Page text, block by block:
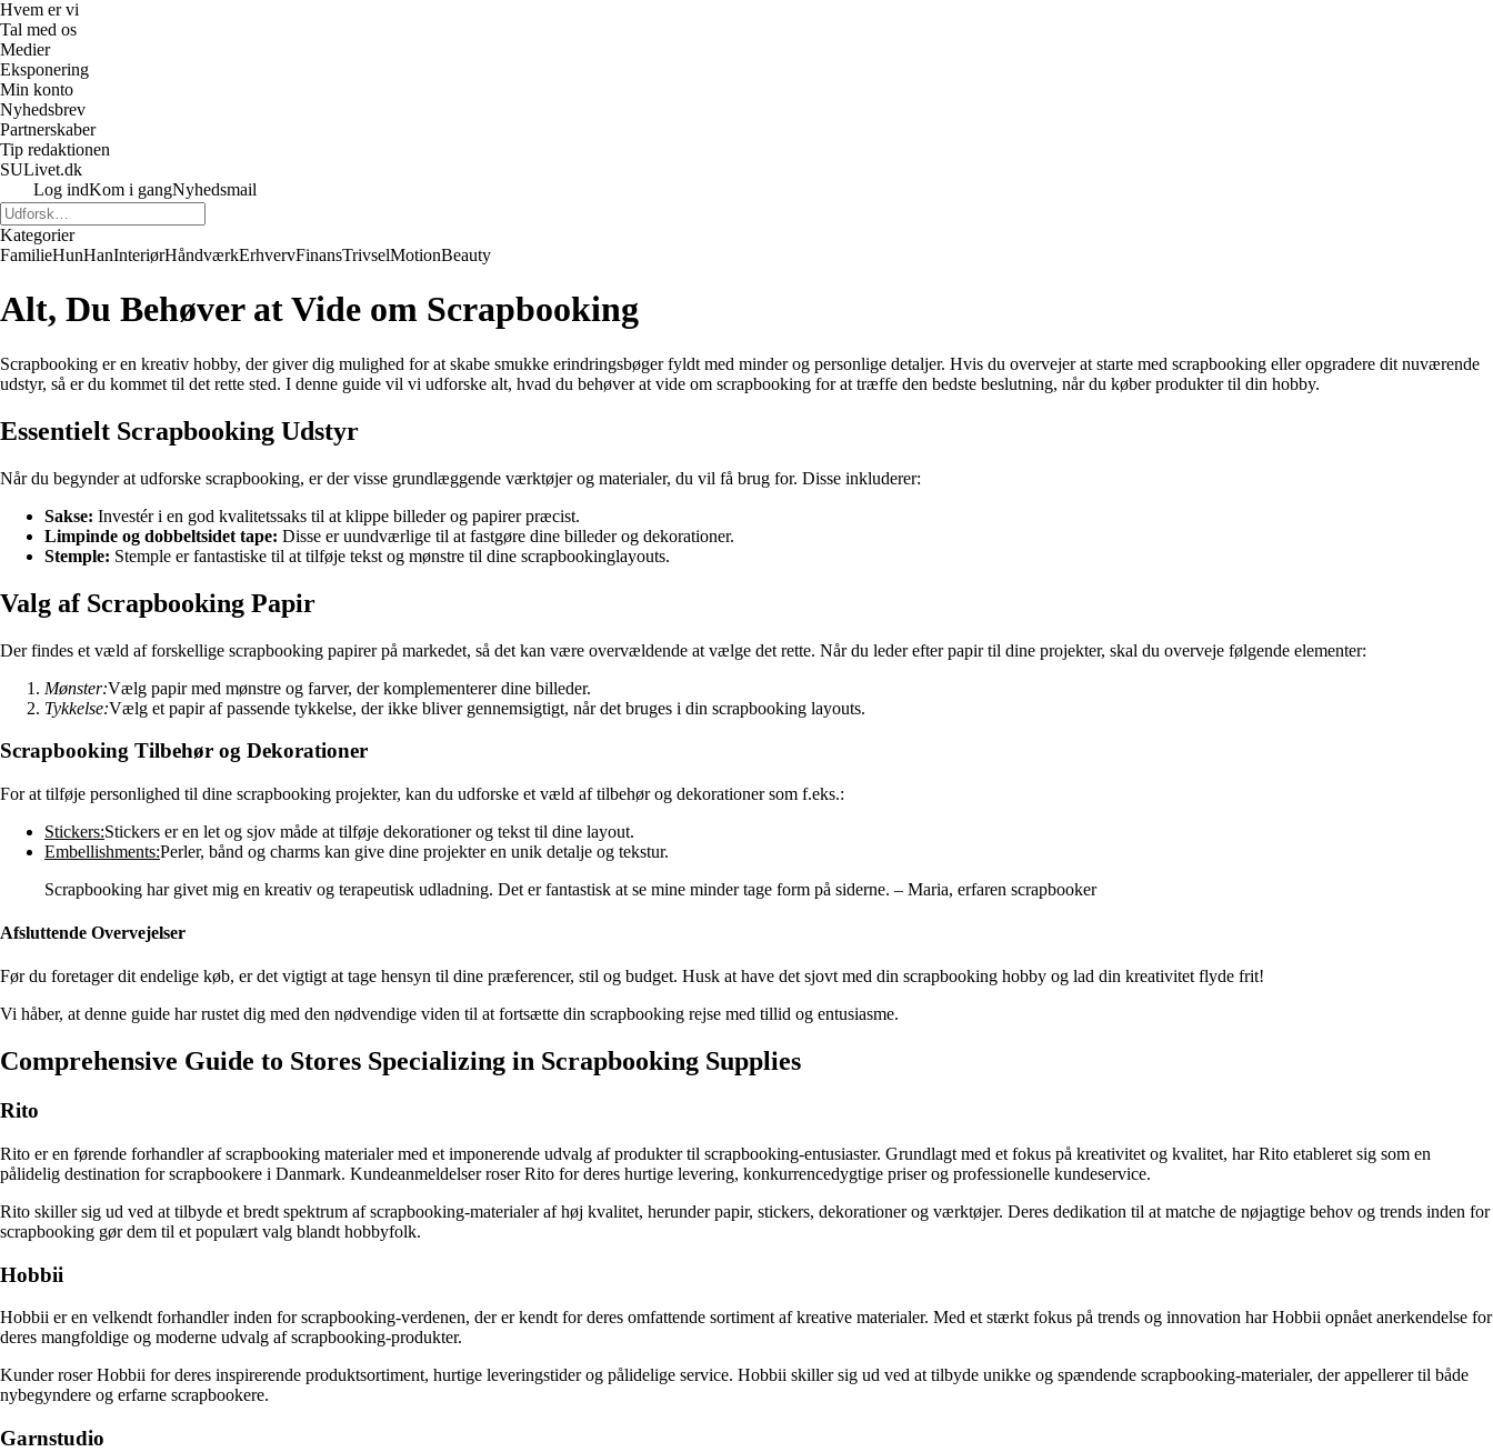
Hvem er vi
Tal med os
Medier
Eksponering
Min konto
Nyhedsbrev
Partnerskaber
Tip redaktionen
SULivet.dk
Log indKom i gangNyhedsmail
Kategorier
FamilieHunHanInteriørHåndværkErhvervFinansTrivselMotionBeauty
Alt, Du Behøver at Vide om Scrapbooking
Scrapbooking er en kreativ hobby, der giver dig mulighed for at skabe smukke erindringsbøger fyldt med minder og personlige detaljer. Hvis du overvejer at starte med scrapbooking eller opgradere dit nuværende
udstyr, så er du kommet til det rette sted. I denne guide vil vi udforske alt, hvad du behøver at vide om scrapbooking for at træffe den bedste beslutning, når du køber produkter til din hobby.
Essentielt Scrapbooking Udstyr
Når du begynder at udforske scrapbooking, er der visse grundlæggende værktøjer og materialer, du vil få brug for. Disse inkluderer:
Sakse: Investér i en god kvalitetssaks til at klippe billeder og papirer præcist.
Limpinde og dobbeltsidet tape: Disse er uundværlige til at fastgøre dine billeder og dekorationer.
Stemple: Stemple er fantastiske til at tilføje tekst og mønstre til dine scrapbookinglayouts.
Valg af Scrapbooking Papir
Der findes et væld af forskellige scrapbooking papirer på markedet, så det kan være overvældende at vælge det rette. Når du leder efter papir til dine projekter, skal du overveje følgende elementer:
Mønster:Vælg papir med mønstre og farver, der komplementerer dine billeder.
Tykkelse:Vælg et papir af passende tykkelse, der ikke bliver gennemsigtigt, når det bruges i din scrapbooking layouts.
Scrapbooking Tilbehør og Dekorationer
For at tilføje personlighed til dine scrapbooking projekter, kan du udforske et væld af tilbehør og dekorationer som f.eks.:
Stickers:Stickers er en let og sjov måde at tilføje dekorationer og tekst til dine layout.
Embellishments:Perler, bånd og charms kan give dine projekter en unik detalje og tekstur.
Scrapbooking har givet mig en kreativ og terapeutisk udladning. Det er fantastisk at se mine minder tage form på siderne. – Maria, erfaren scrapbooker
Afsluttende Overvejelser
Før du foretager dit endelige køb, er det vigtigt at tage hensyn til dine præferencer, stil og budget. Husk at have det sjovt med din scrapbooking hobby og lad din kreativitet flyde frit!
Vi håber, at denne guide har rustet dig med den nødvendige viden til at fortsætte din scrapbooking rejse med tillid og entusiasme.
Comprehensive Guide to Stores Specializing in Scrapbooking Supplies
Rito
Rito er en førende forhandler af scrapbooking materialer med et imponerende udvalg af produkter til scrapbooking-entusiaster. Grundlagt med et fokus på kreativitet og kvalitet, har Rito etableret sig som en
pålidelig destination for scrapbookere i Danmark. Kundeanmeldelser roser Rito for deres hurtige levering, konkurrencedygtige priser og professionelle kundeservice.
Rito skiller sig ud ved at tilbyde et bredt spektrum af scrapbooking-materialer af høj kvalitet, herunder papir, stickers, dekorationer og værktøjer. Deres dedikation til at matche de nøjagtige behov og trends inden for
scrapbooking gør dem til et populært valg blandt hobbyfolk.
Hobbii
Hobbii er en velkendt forhandler inden for scrapbooking-verdenen, der er kendt for deres omfattende sortiment af kreative materialer. Med et stærkt fokus på trends og innovation har Hobbii opnået anerkendelse for
deres mangfoldige og moderne udvalg af scrapbooking-produkter.
Kunder roser Hobbii for deres inspirerende produktsortiment, hurtige leveringstider og pålidelige service. Hobbii skiller sig ud ved at tilbyde unikke og spændende scrapbooking-materialer, der appellerer til både
nybegyndere og erfarne scrapbookere.
Garnstudio